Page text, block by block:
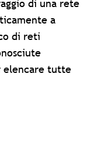
di una rete
a
di reti
elencare tutte